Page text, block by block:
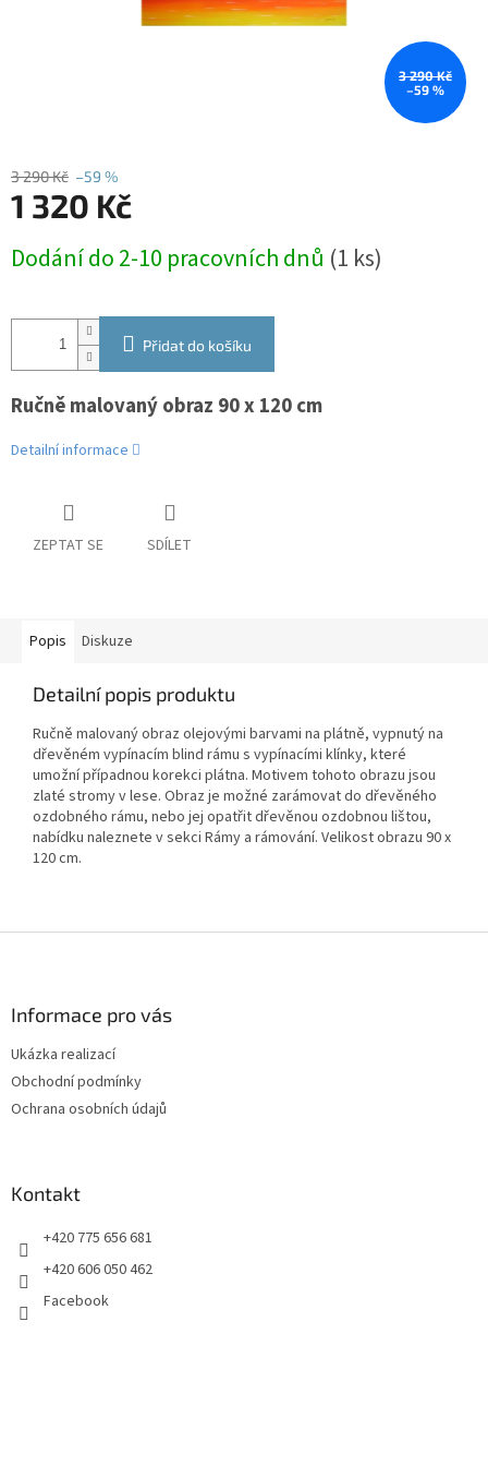
3 290 Kč
–59 %
3 290 Kč –59 %
1 320 Kč
cena:
Dodání do 2-10 pracovních dnů (1 ks)
Přidat do košíku
Ručně malovaný obraz 90 x 120 cm
Detailní informace
ZEPTAT SE SDÍLET
Popis Diskuze
Detailní popis produktu
Ručně malovaný obraz olejovými barvami na plátně, vypnutý na
dřevěném vypínacím blind rámu s vypínacími klínky, které
umožní případnou korekci plátna. Motivem tohoto obrazu jsou
zlaté stromy v lese. Obraz je možné zarámovat do dřevěného
ozdobného rámu, nebo jej opatřit dřevěnou ozdobnou lištou,
nabídku naleznete v sekci Rámy a rámování. Velikost obrazu 90 x
120 cm.
Informace pro vás
Ukázka realizací
Obchodní podmínky
Ochrana osobních údajů
Kontakt
+420 775 656 681
+420 606 050 462
Facebook